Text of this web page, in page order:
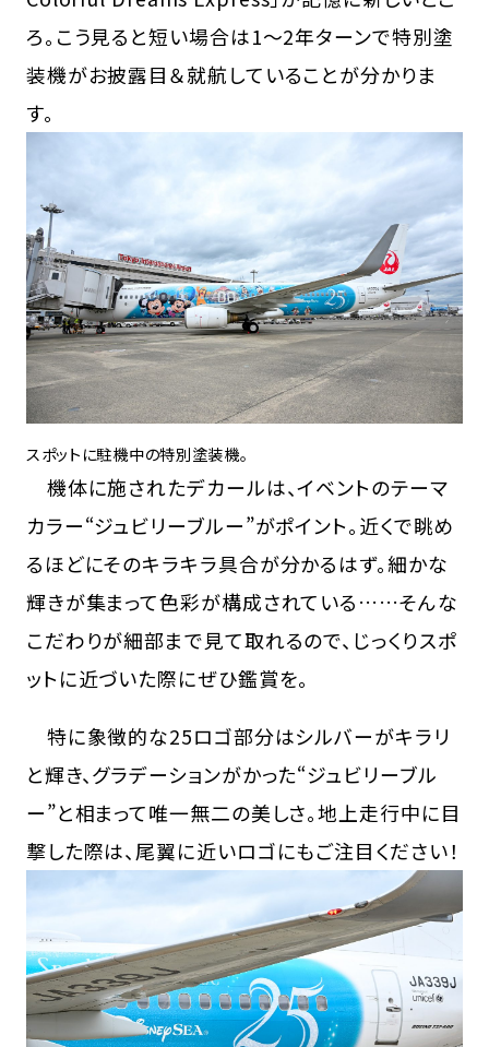
ろ。こう見ると短い場合は1～2年ターンで特別塗
装機がお披露目＆就航していることが分かりま
す。
スポットに駐機中の特別塗装機。
機体に施されたデカールは、イベントのテーマ
カラー“ジュビリーブルー”がポイント。近くで眺め
るほどにそのキラキラ具合が分かるはず。細かな
輝きが集まって色彩が構成されている……そんな
こだわりが細部まで見て取れるので、じっくりスポ
ットに近づいた際にぜひ鑑賞を。
特に象徴的な25ロゴ部分はシルバーがキラリ
と輝き、グラデーションがかった“ジュビリーブル
ー”と相まって唯一無二の美しさ。地上走行中に目
撃した際は、尾翼に近いロゴにもご注目ください！